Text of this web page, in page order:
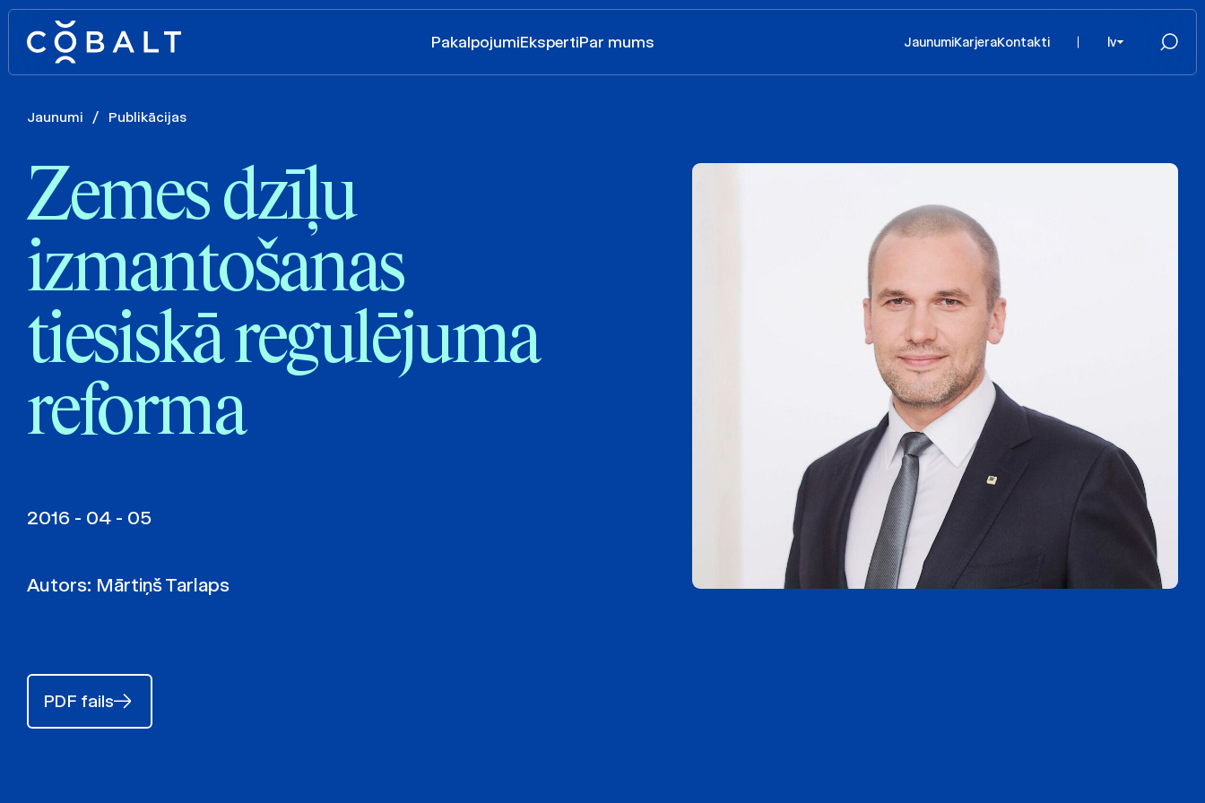
PakalpojumiEkspertiPar mums JaunumiKarjeraKontakti lv
Jaunumi / Publikācijas
Zemes dzīļu
izmantošanas
tiesiskā regulējuma
reforma
2016 - 04 - 05
Autors: Mārtiņš Tarlaps
PDF fails